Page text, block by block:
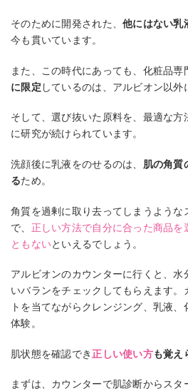
そのために開発された、他にはない乳
今も貫いています。
また、この時代にあっても、化粧品専
に限定 しているのは、アルビオン以外
そして、選び抜いた原料を、最適な方
に研究が続けられています。
洗顔後に乳液をのせるのは、 肌の角質
るため。
角質を過剰に取り去ってしまうよう
で、 正しい方法で自分に合った商品を
ともないといえるでしょう。
アルビオンのカウンターに行くと、水
いバランをチェックしてもらえます。
トを当てながらクレンジング、乳液
体験。
肌状態を確認でき正しい使い方も覚え
まずは、カウンターで肌診断からスタ